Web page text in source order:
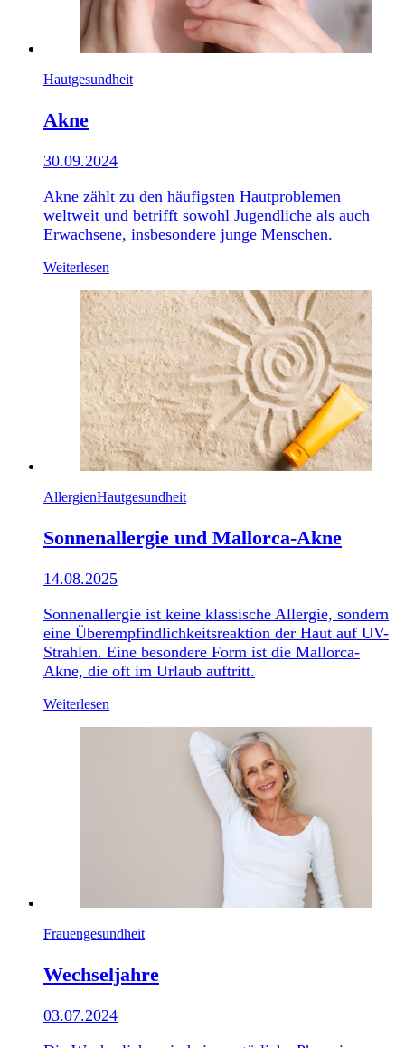
Hautgesundheit
Akne
30.09.2024
Akne zählt zu den häufigsten Hautproblemen
weltweit und betrifft sowohl Jugendliche als auch
Erwachsene, insbesondere junge Menschen.
Weiterlesen
AllergienHautgesundheit
Sonnenallergie und Mallorca-Akne
14.08.2025
Sonnenallergie ist keine klassische Allergie, sondern
eine Überempfindlichkeitsreaktion der Haut auf UV-
Strahlen. Eine besondere Form ist die Mallorca-
Akne, die oft im Urlaub auftritt.
Weiterlesen
Frauengesundheit
Wechseljahre
03.07.2024